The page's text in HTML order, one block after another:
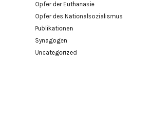
Opfer der Euthanasie
Opfer des Nationalsozialismus
Publikationen
Synagogen
Uncategorized